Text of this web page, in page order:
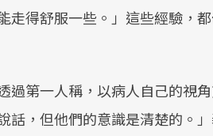
走得舒服一些。」這些經驗，
過第一人稱，以病人自己的視
話，但他們的意識是清楚的。